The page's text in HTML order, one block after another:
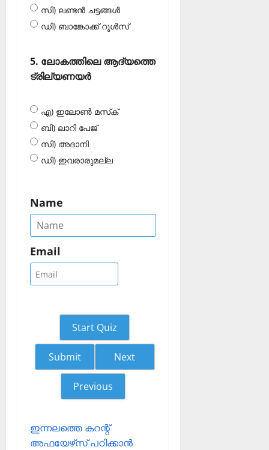
സി) ലണ്ടന്‍ ചട്ടങ്ങള്‍
ഡി) ബാങ്കോക്ക് റൂള്‍സ്‌
5. ലോകത്തിലെ ആദ്യത്തെ
ട്രില്യണയര്‍
എ) ഇലോണ്‍ മസ്‌ക്
ബി) ലാറി പേജ്
സി) അദാനി
ഡി) ഇവരാരുമല്ല
Name
Email
Previous
Start Quiz
Next
ഇന്നലത്തെ കറന്റ്
അഫയേഴ്‌സ് പഠിക്കാന്‍